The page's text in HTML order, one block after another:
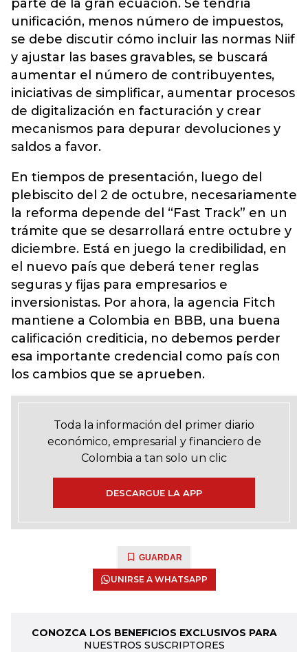
parte de la gran ecuación. Se tendría
unificación, menos número de impuestos,
se debe discutir cómo incluir las normas Niif
y ajustar las bases gravables, se buscará
aumentar el número de contribuyentes,
iniciativas de simplificar, aumentar procesos
de digitalización en facturación y crear
mecanismos para depurar devoluciones y
saldos a favor.
En tiempos de presentación, luego del
plebiscito del 2 de octubre, necesariamente
la reforma depende del “Fast Track” en un
trámite que se desarrollará entre octubre y
diciembre. Está en juego la credibilidad, en
el nuevo país que deberá tener reglas
seguras y fijas para empresarios e
inversionistas. Por ahora, la agencia Fitch
mantiene a Colombia en BBB, una buena
calificación crediticia, no debemos perder
esa importante credencial como país con
los cambios que se aprueben.
Toda la información del primer diario
económico, empresarial y financiero de
Colombia a tan solo un clic
DESCARGUE LA APP
GUARDAR
UNIRSE A WHATSAPP
CONOZCA LOS BENEFICIOS EXCLUSIVOS PARA
NUESTROS SUSCRIPTORES